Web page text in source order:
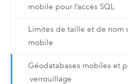
mobile pour l’accès SQL
Limites de taille et de nom
mobile
Géodatabases mobiles et
verrouillage